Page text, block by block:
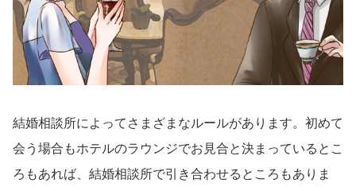
結婚相談所によってさまざまなルールがあります。初めて
会う場合もホテルのラウンジでお見合と決まっているとこ
ろもあれば、結婚相談所で引き合わせるところもありま